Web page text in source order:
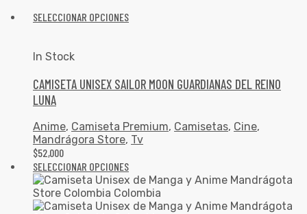
SELECCIONAR OPCIONES
In Stock
CAMISETA UNISEX SAILOR MOON GUARDIANAS DEL REINO
LUNA
Anime, Camiseta Premium, Camisetas, Cine,
Mandrágora Store, Tv
$52,000
SELECCIONAR OPCIONES